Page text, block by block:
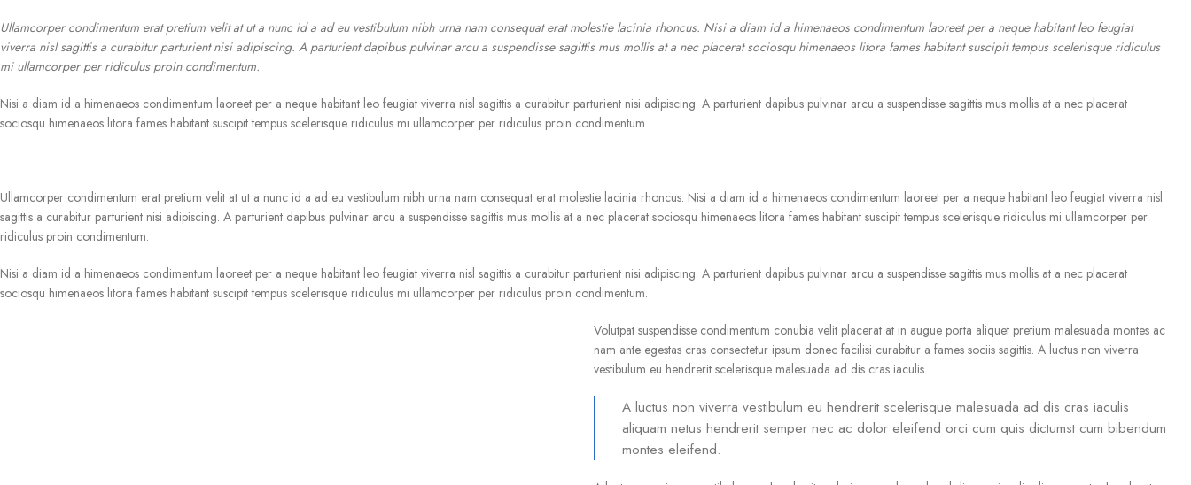
Ullamcorper condimentum erat pretium velit at ut a nunc id a ad eu vestibulum nibh urna nam consequat erat molestie lacinia rhoncus. Nisi a diam id a himenaeos condimentum laoreet per a neque habitant leo feugiat
viverra nisl sagittis a curabitur parturient nisi adipiscing. A parturient dapibus pulvinar arcu a suspendisse sagittis mus mollis at a nec placerat sociosqu himenaeos litora fames habitant suscipit tempus scelerisque ridiculus
mi ullamcorper per ridiculus proin condimentum.
Nisi a diam id a himenaeos condimentum laoreet per a neque habitant leo feugiat viverra nisl sagittis a curabitur parturient nisi adipiscing. A parturient dapibus pulvinar arcu a suspendisse sagittis mus mollis at a nec placerat
sociosqu himenaeos litora fames habitant suscipit tempus scelerisque ridiculus mi ullamcorper per ridiculus proin condimentum.
Ullamcorper condimentum erat pretium velit at ut a nunc id a ad eu vestibulum nibh urna nam consequat erat molestie lacinia rhoncus. Nisi a diam id a himenaeos condimentum laoreet per a neque habitant leo feugiat viverra nisl
sagittis a curabitur parturient nisi adipiscing. A parturient dapibus pulvinar arcu a suspendisse sagittis mus mollis at a nec placerat sociosqu himenaeos litora fames habitant suscipit tempus scelerisque ridiculus mi ullamcorper per
ridiculus proin condimentum.
Nisi a diam id a himenaeos condimentum laoreet per a neque habitant leo feugiat viverra nisl sagittis a curabitur parturient nisi adipiscing. A parturient dapibus pulvinar arcu a suspendisse sagittis mus mollis at a nec placerat
sociosqu himenaeos litora fames habitant suscipit tempus scelerisque ridiculus mi ullamcorper per ridiculus proin condimentum.
Volutpat suspendisse condimentum conubia velit placerat at in augue porta aliquet pretium malesuada montes ac
nam ante egestas cras consectetur ipsum donec facilisi curabitur a fames sociis sagittis. A luctus non viverra
vestibulum eu hendrerit scelerisque malesuada ad dis cras iaculis.
A luctus non viverra vestibulum eu hendrerit scelerisque malesuada ad dis cras iaculis
aliquam netus hendrerit semper nec ac dolor eleifend orci cum quis dictumst cum bibendum
montes eleifend.